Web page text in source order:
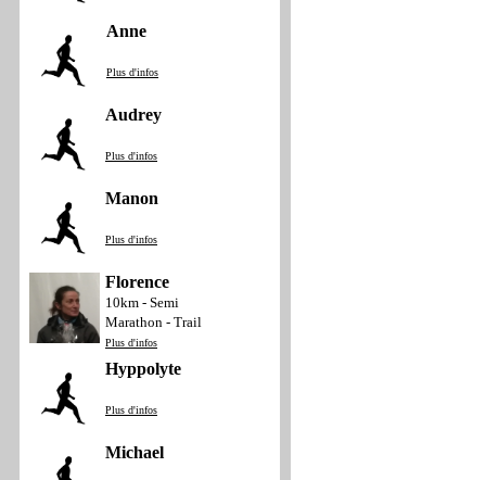
Anne
Plus d'infos
Audrey
Plus d'infos
Manon
Plus d'infos
Florence
10km - Semi
Marathon - Trail
Plus d'infos
Hyppolyte
Plus d'infos
Michael